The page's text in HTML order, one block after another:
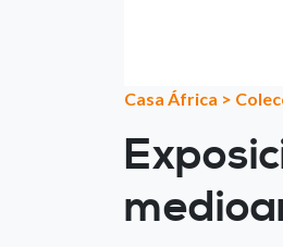
Casa África >